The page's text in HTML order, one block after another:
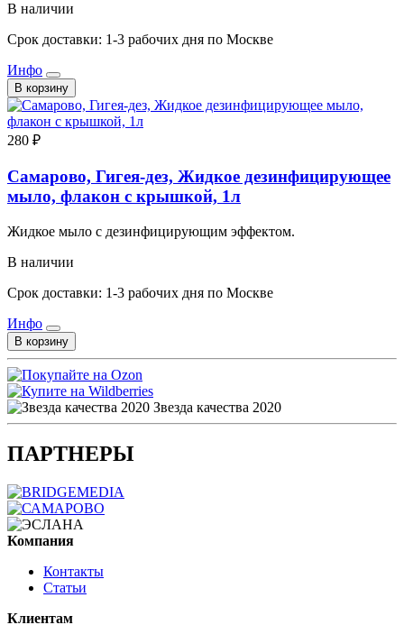
В наличии
Срок доставки: 1-3 рабочих дня по Москве
Инфо
В корзину
280 ₽
Самарово, Гигея-дез, Жидкое дезинфицирующее
мыло, флакон с крышкой, 1л
Жидкое мыло с дезинфицирующим эффектом.
В наличии
Срок доставки: 1-3 рабочих дня по Москве
Инфо
В корзину
Звезда качества 2020
ПАРТНЕРЫ
Компания
Контакты
Статьи
Клиентам